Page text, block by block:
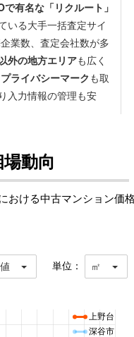
動向
おける中古マンション価
単位： ㎡
上野台
深谷市